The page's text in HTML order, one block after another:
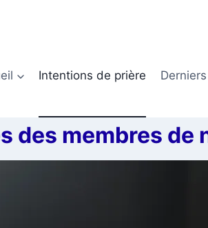
Intentions de prière
des membres de